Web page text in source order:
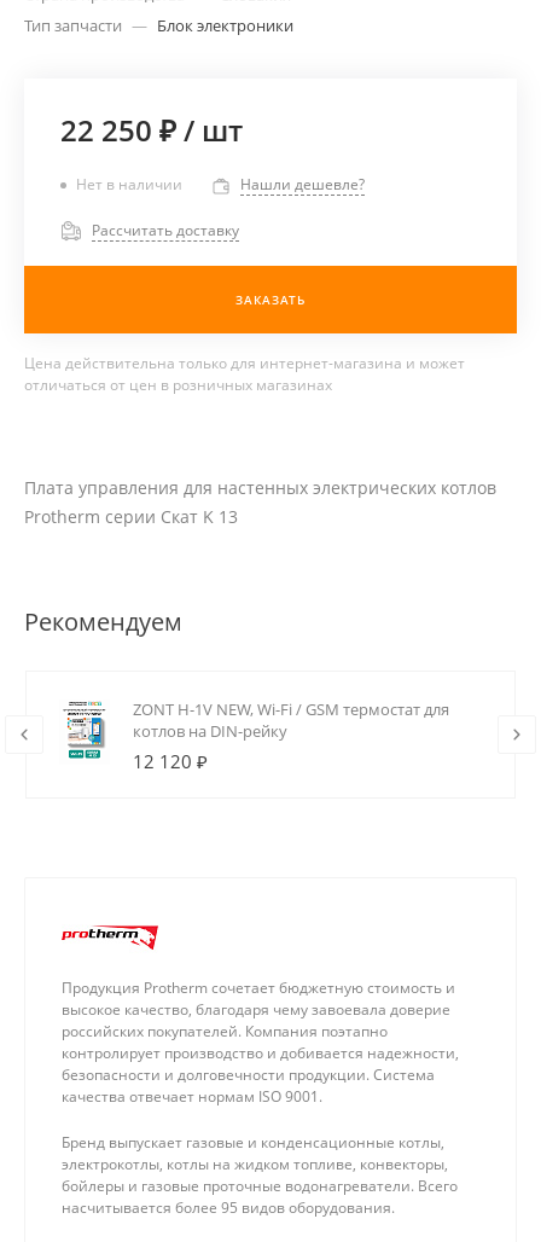
Тип запчасти — Блок электроники
22 250 ₽/ шт
Нет в наличии Нашли дешевле?
Рассчитать доставку
ЗАКАЗАТЬ
Цена действительна только для интернет-магазина и может
отличаться от цен в розничных магазинах
Плата управления для настенных электрических котлов
Protherm серии Скат K 13
Рекомендуем
ZONT H-1V NEW, Wi-Fi / GSM термостат для
котлов на DIN-рейку
12 120 ₽
Продукция Protherm сочетает бюджетную стоимость и
высокое качество, благодаря чему завоевала доверие
российских покупателей. Компания поэтапно
контролирует производство и добивается надежности,
безопасности и долговечности продукции. Система
качества отвечает нормам ISO 9001.
Бренд выпускает газовые и конденсационные котлы,
электрокотлы, котлы на жидком топливе, конвекторы,
бойлеры и газовые проточные водонагреватели. Всего
насчитывается более 95 видов оборудования.